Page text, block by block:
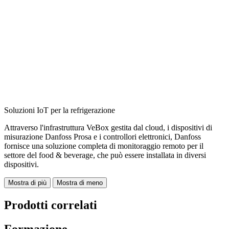
Soluzioni IoT per la refrigerazione
Attraverso l'infrastruttura VeBox gestita dal cloud, i dispositivi di
misurazione Danfoss Prosa e i controllori elettronici, Danfoss
fornisce una soluzione completa di monitoraggio remoto per il
settore del food & beverage, che può essere installata in diversi
dispositivi.
Mostra di più Mostra di meno
Prodotti correlati